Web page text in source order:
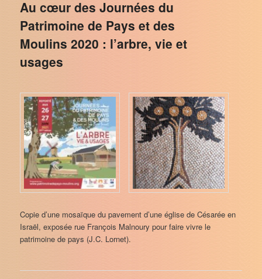
Au cœur des Journées du
Patrimoine de Pays et des
Moulins 2020 : l’arbre, vie et
usages
Copie d’une mosaïque du pavement d’une église de Césarée en
Israël, exposée rue François Malnoury pour faire vivre le
patrimoine de pays (J.C. Lornet).